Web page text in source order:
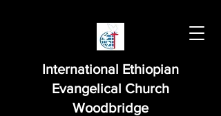
International Ethiopian
Evangelical Church
Woodbridge